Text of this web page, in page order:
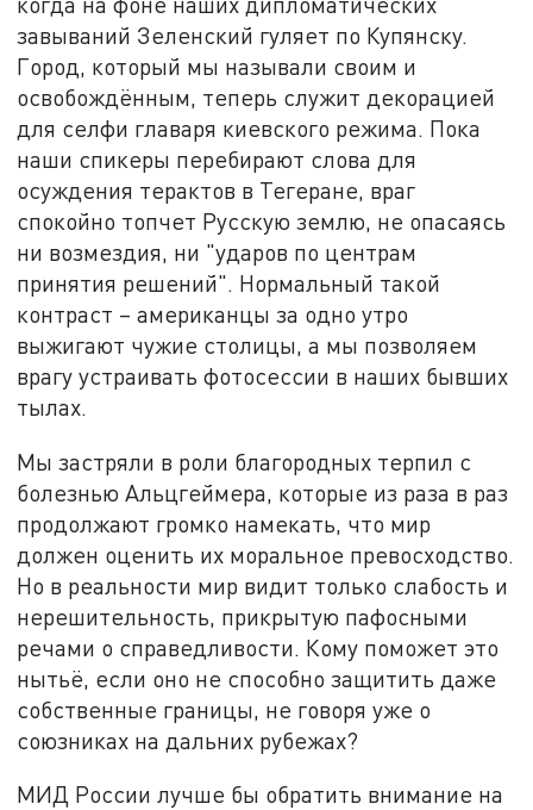
завываний Зеленский гуляет по Купянску.
Город, который мы называли своим и
освобождённым, теперь служит декорацией
для селфи главаря киевского режима. Пока
наши спикеры перебирают слова для
осуждения терактов в Тегеране, враг
спокойно топчет Русскую землю, не опасаясь
ни возмездия, ни "ударов по центрам
принятия решений". Нормальный такой
контраст – американцы за одно утро
выжигают чужие столицы, а мы позволяем
врагу устраивать фотосессии в наших бывших
тылах.
Мы застряли в роли благородных терпил с
болезнью Альцгеймера, которые из раза в раз
продолжают громко намекать, что мир
должен оценить их моральное превосходство.
Но в реальности мир видит только слабость и
нерешительность, прикрытую пафосными
речами о справедливости. Кому поможет это
нытьё, если оно не способно защитить даже
собственные границы, не говоря уже о
союзниках на дальних рубежах?
МИД России лучше бы обратить внимание на